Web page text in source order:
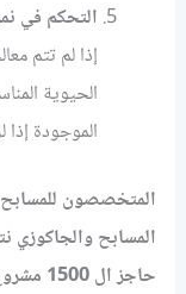
التحكم في
إذا لم تتم
الحيوية
الموجودة إذا
المتخصصون للمسابح
المسابح
حاجز